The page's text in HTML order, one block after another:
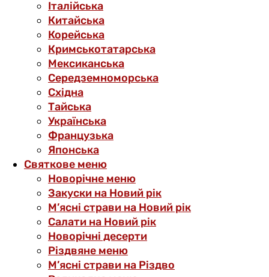
Італійська
Китайська
Корейська
Кримськотатарська
Мексиканська
Середземноморська
Східна
Тайська
Українська
Французька
Японська
Святкове меню
Новорічне меню
Закуски на Новий рік
М’ясні страви на Новий рік
Салати на Новий рік
Новорічні десерти
Різдвяне меню
М’ясні страви на Різдво